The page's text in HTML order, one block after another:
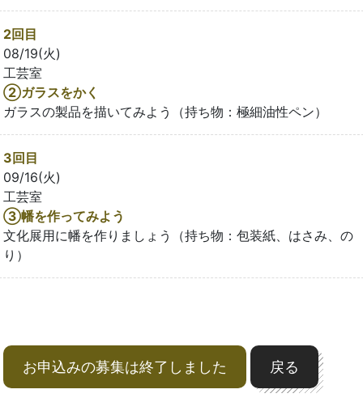
2回目
08/19(火)
工芸室
②ガラスをかく
ガラスの製品を描いてみよう（持ち物：極細油性ペン）
3回目
09/16(火)
工芸室
③幡を作ってみよう
文化展用に幡を作りましょう（持ち物：包装紙、はさみ、の
り）
お申込みの募集は終了しました 戻る